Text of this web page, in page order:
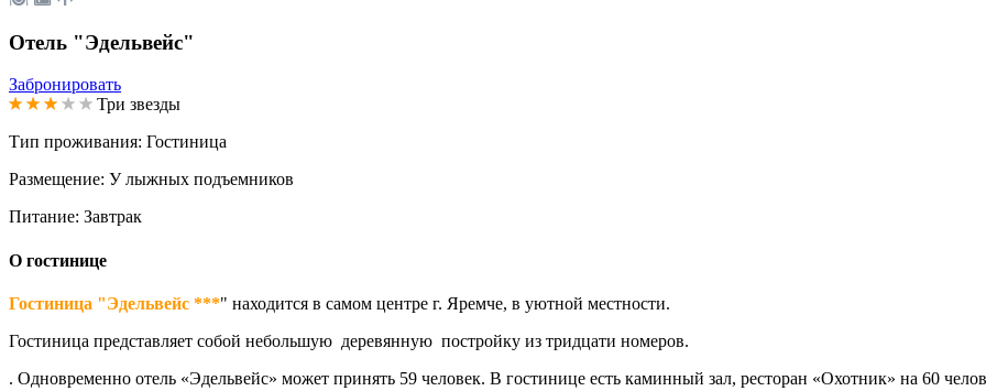
Отель "Эдельвейс"
Забронировать
Три звезды
Тип проживания: Гостиница
Размещение: У лыжных подъемников
Питание: Завтрак
О гостинице
Гостиница "Эдельвейс ***" находится в самом центре г. Яремче, в уютной местности.
Гостиница представляет собой небольшую деревянную постройку из тридцати номеров.
. Одновременно отель «Эдельвейс» может принять 59 человек. В гостинице есть каминный зал, ресторан «Охотник» на 60